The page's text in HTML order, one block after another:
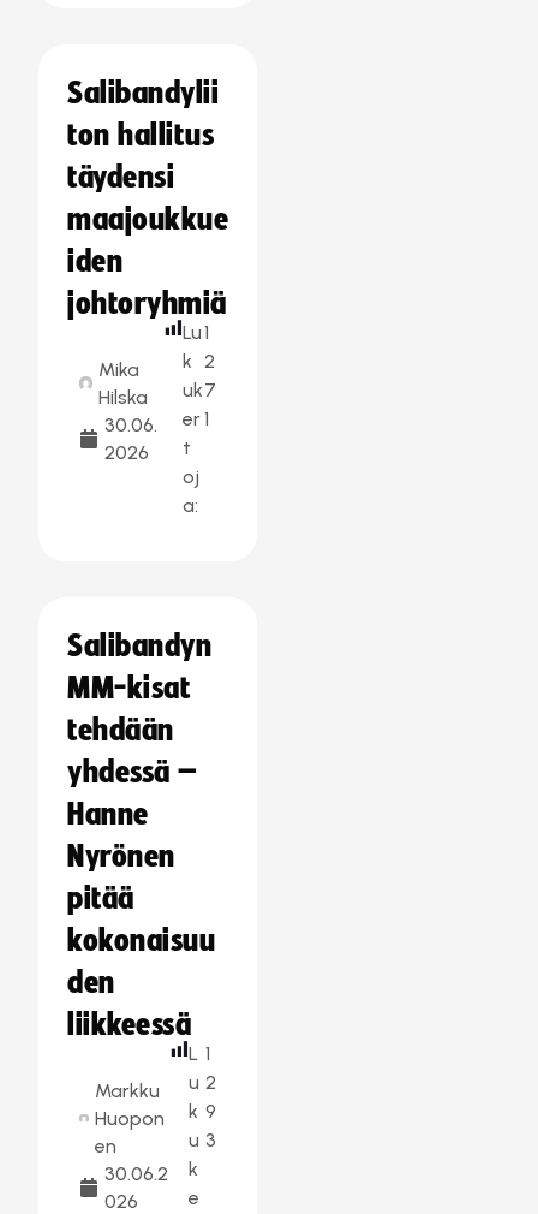
Salibandylii
ton hallitus
täydensi
maajoukkue
iden
johtoryhmiä
Mika
Hilska
30.06.
2026
Lu
k
uk
er
t
oj
a:
1
2
7
1
Salibandyn
MM-kisat
tehdään
yhdessä –
Hanne
Nyrönen
pitää
kokonaisuu
den
liikkeessä
Markku
Huopon
en
30.06.2
026
L
u
k
u
k
e
1
2
9
3